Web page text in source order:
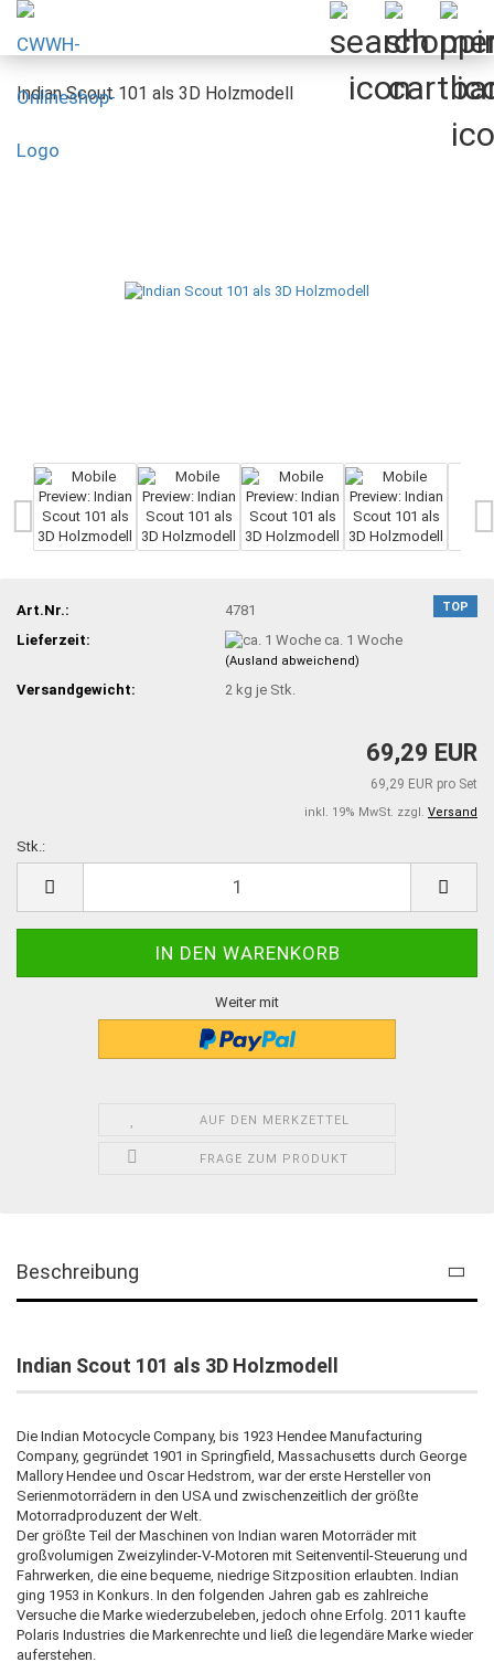
Indian Scout 101 als 3D Holzmodell
TOP
Art.Nr.:
4781
Lieferzeit:
ca. 1 Woche
(Ausland abweichend)
Versandgewicht: 2 kg je Stk.
69,29 EUR
69,29 EUR pro Set
inkl. 19% MwSt. zzgl. Versand
Stk.:
Weiter mit
AUF DEN MERKZETTEL
FRAGE ZUM PRODUKT
Beschreibung
Indian Scout 101 als 3D Holzmodell
Die Indian Motocycle Company, bis 1923 Hendee Manufacturing
Company, gegründet 1901 in Springfield, Massachusetts durch George
Mallory Hendee und Oscar Hedstrom, war der erste Hersteller von
Serienmotorrädern in den USA und zwischenzeitlich der größte
Motorradproduzent der Welt.
Der größte Teil der Maschinen von Indian waren Motorräder mit
großvolumigen Zweizylinder-V-Motoren mit Seitenventil-Steuerung und
Fahrwerken, die eine bequeme, niedrige Sitzposition erlaubten. Indian
ging 1953 in Konkurs. In den folgenden Jahren gab es zahlreiche
Versuche die Marke wiederzubeleben, jedoch ohne Erfolg. 2011 kaufte
Polaris Industries die Markenrechte und ließ die legendäre Marke wieder
auferstehen.